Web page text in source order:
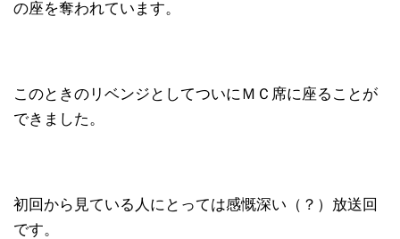
の座を奪われています。
このときのリベンジとしてついにＭＣ席に座ることが
できました。
初回から見ている人にとっては感慨深い（？）放送回
です。